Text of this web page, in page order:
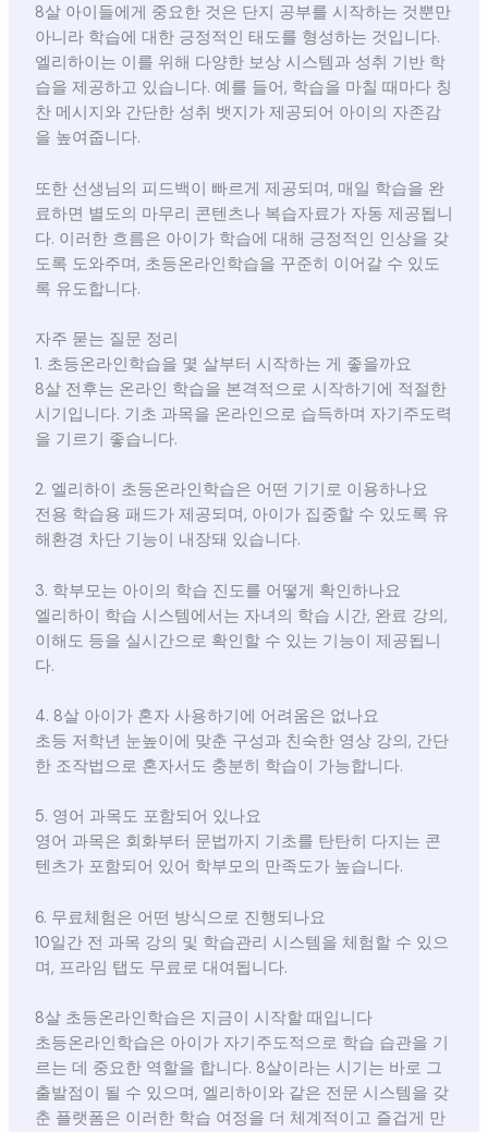
8살 아이들에게 중요한 것은 단지 공부를 시작하는 것뿐만
아니라 학습에 대한 긍정적인 태도를 형성하는 것입니다.
엘리하이는 이를 위해 다양한 보상 시스템과 성취 기반 학
습을 제공하고 있습니다. 예를 들어, 학습을 마칠 때마다 칭
찬 메시지와 간단한 성취 뱃지가 제공되어 아이의 자존감
을 높여줍니다.
또한 선생님의 피드백이 빠르게 제공되며, 매일 학습을 완
료하면 별도의 마무리 콘텐츠나 복습자료가 자동 제공됩니
다. 이러한 흐름은 아이가 학습에 대해 긍정적인 인상을 갖
도록 도와주며, 초등온라인학습을 꾸준히 이어갈 수 있도
록 유도합니다.
자주 묻는 질문 정리
1. 초등온라인학습을 몇 살부터 시작하는 게 좋을까요
8살 전후는 온라인 학습을 본격적으로 시작하기에 적절한
시기입니다. 기초 과목을 온라인으로 습득하며 자기주도력
을 기르기 좋습니다.
2. 엘리하이 초등온라인학습은 어떤 기기로 이용하나요
전용 학습용 패드가 제공되며, 아이가 집중할 수 있도록 유
해환경 차단 기능이 내장돼 있습니다.
3. 학부모는 아이의 학습 진도를 어떻게 확인하나요
엘리하이 학습 시스템에서는 자녀의 학습 시간, 완료 강의,
이해도 등을 실시간으로 확인할 수 있는 기능이 제공됩니
다.
4. 8살 아이가 혼자 사용하기에 어려움은 없나요
초등 저학년 눈높이에 맞춘 구성과 친숙한 영상 강의, 간단
한 조작법으로 혼자서도 충분히 학습이 가능합니다.
5. 영어 과목도 포함되어 있나요
영어 과목은 회화부터 문법까지 기초를 탄탄히 다지는 콘
텐츠가 포함되어 있어 학부모의 만족도가 높습니다.
6. 무료체험은 어떤 방식으로 진행되나요
10일간 전 과목 강의 및 학습관리 시스템을 체험할 수 있으
며, 프라임 탭도 무료로 대여됩니다.
8살 초등온라인학습은 지금이 시작할 때입니다
초등온라인학습은 아이가 자기주도적으로 학습 습관을 기
르는 데 중요한 역할을 합니다. 8살이라는 시기는 바로 그
출발점이 될 수 있으며, 엘리하이와 같은 전문 시스템을 갖
춘 플랫폼은 이러한 학습 여정을 더 체계적이고 즐겁게 만